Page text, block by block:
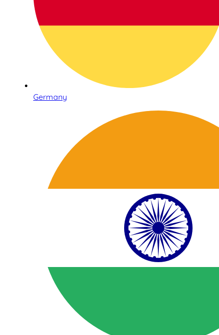
Germany